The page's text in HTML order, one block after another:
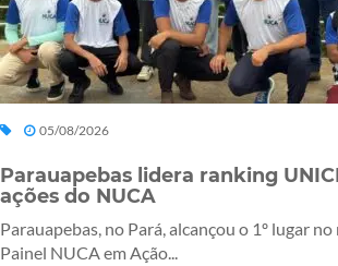
05/08/2026
Parauapebas lidera ranking
ações do NUCA
Parauapebas, no Pará, alcançou o 1º lugar
Painel NUCA em Ação...